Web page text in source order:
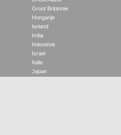
Groot Britannie
Hongarije
Ierland
India
Indonesie
Israel
Italie
Japan